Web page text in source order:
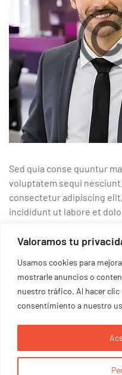
Valoramos tu
Usamos cookies para
mostrarle anuncios o
nuestro tráfico. Al hacer clic
consentimiento a nuestro
Sed quia conse quuntur
voluptatem sequi
consectetur adipiscing
incididunt ut labore et
nisi ut aliquip ex ea